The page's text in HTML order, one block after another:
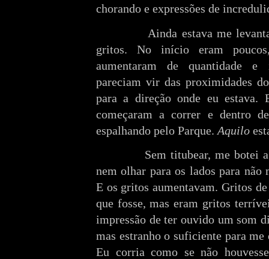
chorando e expressões de
Ainda estava me
gritos. No início eram
aumentaram de quantidade e
pareciam vir das proximidades
para a direção onde eu estava.
começaram a correr e dentro
espalhando pelo Parque. Aquilo
Sem titubear, me botei a
nem olhar para os lados para
E os gritos aumentavam. Gritos
que fosse, mas eram gritos
impressão de ter ouvido um som
mas estranho o suficiente para
Eu corria como se não